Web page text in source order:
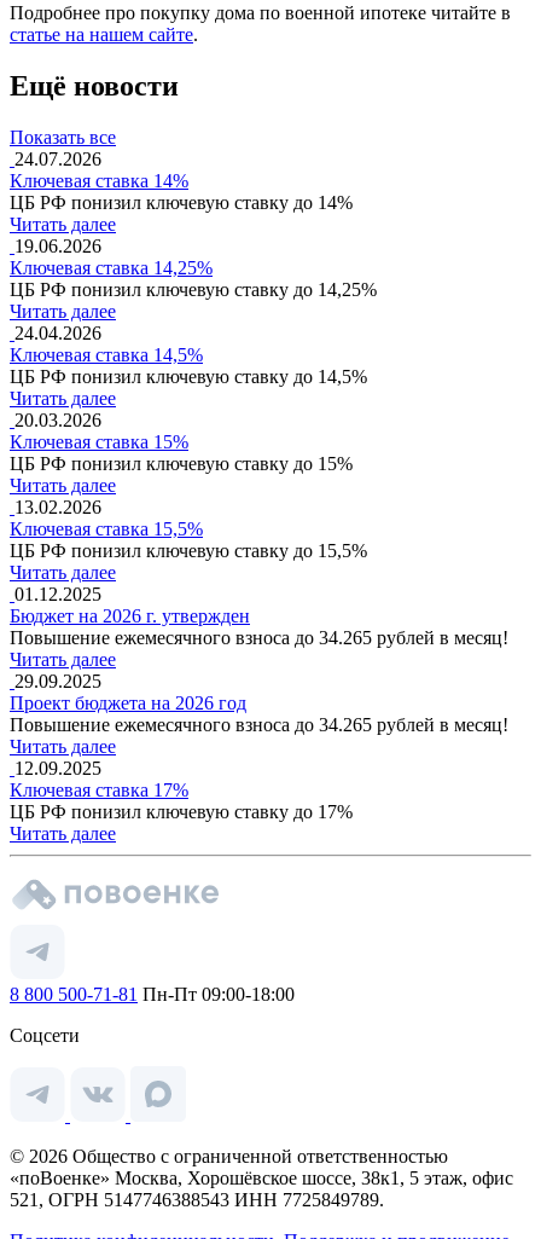
Подробнее про покупку дома по военной ипотеке читайте в
статье на нашем сайте.
Ещё новости
Показать все
24.07.2026
Ключевая ставка 14%
ЦБ РФ понизил ключевую ставку до 14%
Читать далее
19.06.2026
Ключевая ставка 14,25%
ЦБ РФ понизил ключевую ставку до 14,25%
Читать далее
24.04.2026
Ключевая ставка 14,5%
ЦБ РФ понизил ключевую ставку до 14,5%
Читать далее
20.03.2026
Ключевая ставка 15%
ЦБ РФ понизил ключевую ставку до 15%
Читать далее
13.02.2026
Ключевая ставка 15,5%
ЦБ РФ понизил ключевую ставку до 15,5%
Читать далее
01.12.2025
Бюджет на 2026 г. утвержден
Повышение ежемесячного взноса до 34.265 рублей в месяц!
Читать далее
29.09.2025
Проект бюджета на 2026 год
Повышение ежемесячного взноса до 34.265 рублей в месяц!
Читать далее
12.09.2025
Ключевая ставка 17%
ЦБ РФ понизил ключевую ставку до 17%
Читать далее
8 800 500-71-81 Пн-Пт 09:00-18:00
Соцсети
© 2026 Общество с ограниченной ответственностью
«поВоенке» Москва, Хорошёвское шоссе, 38к1, 5 этаж, офис
521, ОГРН 5147746388543 ИНН 7725849789.